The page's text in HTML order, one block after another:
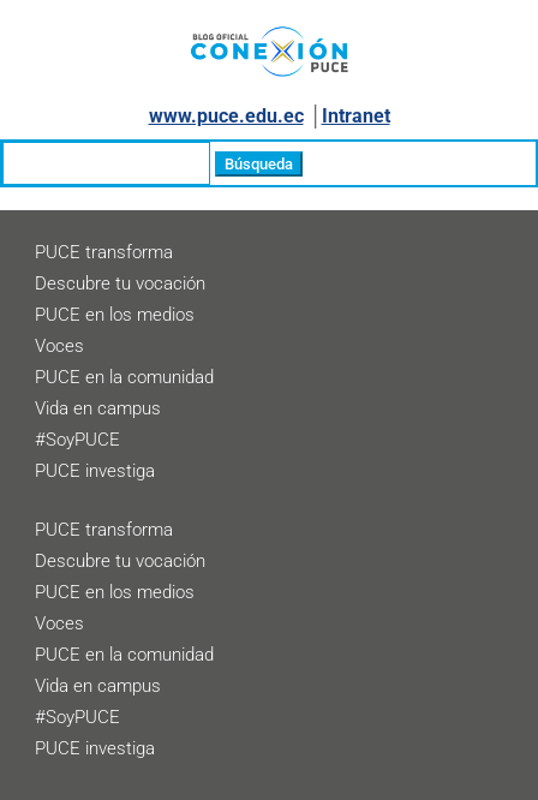
www.puce.edu.ec│ Intranet
PUCE transforma
Descubre tu vocación
PUCE en los medios
Voces
PUCE en la comunidad
Vida en campus
#SoyPUCE
PUCE investiga
PUCE transforma
Descubre tu vocación
PUCE en los medios
Voces
PUCE en la comunidad
Vida en campus
#SoyPUCE
PUCE investiga